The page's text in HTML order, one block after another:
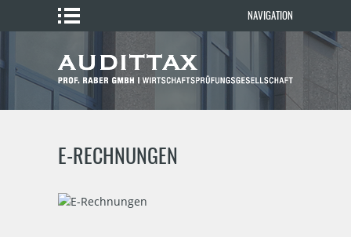
NAVIGATION
E-RECHNUNGEN